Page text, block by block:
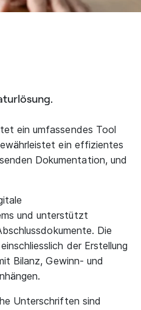
ein umfassendes Tool
ein effizientes
Dokumentation, und
und unterstützt
Die
der Erstellung
Bilanz, Gewinn- und
Unterschriften sind